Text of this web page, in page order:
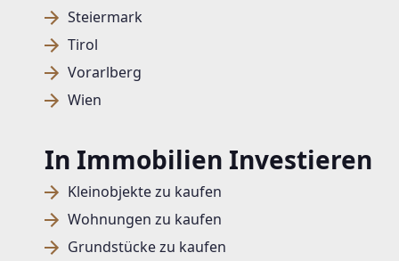
Steiermark
Tirol
Vorarlberg
Wien
In Immobilien Investieren
Kleinobjekte zu kaufen
Wohnungen zu kaufen
Grundstücke zu kaufen